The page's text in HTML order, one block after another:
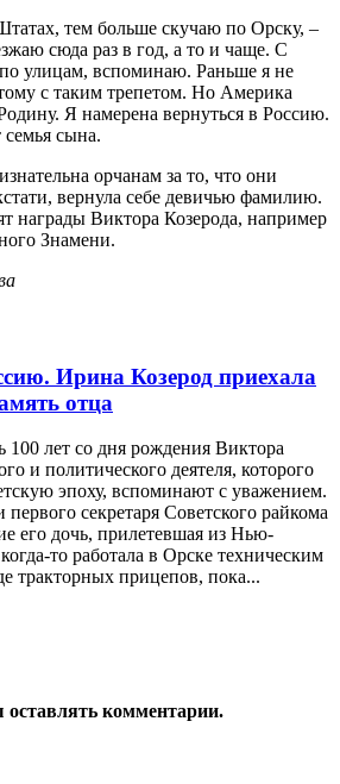
тем больше скучаю по Орску, –
сюда раз в год, а то и чаще. С
улицам, вспоминаю. Раньше я не
с таким трепетом. Но Америка
Я намерена вернуться в Россию.
сына.
орчанам за то, что они
вернула себе девичью фамилию.
награды Виктора Козерода, например
Знамени.
Ирина Козерод приехала
отца
100 лет со дня рождения Виктора
и политического деятеля, которого
эпоху, вспоминают с уважением.
секретаря Советского райкома
его дочь, прилетевшая из Нью-
то работала в Орске техническим
тракторных прицепов, пока...
оставлять комментарии.